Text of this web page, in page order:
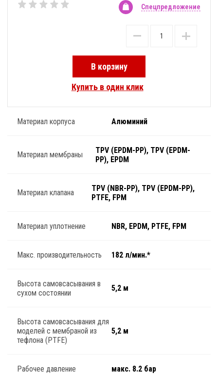
Спецпредложение
В корзину
Купить в один клик
Материал корпуса Алюминий
Материал мембраны
TPV (EPDM-PP), TPV (EPDM-
PP), EPDM
Материал клапана
TPV (NBR-PP), TPV (EPDM-PP),
PTFE, FPM
Материал уплотнение NBR, EPDM, PTFE, FPM
Макс. производительность 182 л/мин.*
Высота самовсасывания в
сухом состоянии
5,2 м
Высота самовсасывания для
моделей с мембраной из
тефлона (PTFE)
5,2 м
Рабочее давление макс. 8.2 бар